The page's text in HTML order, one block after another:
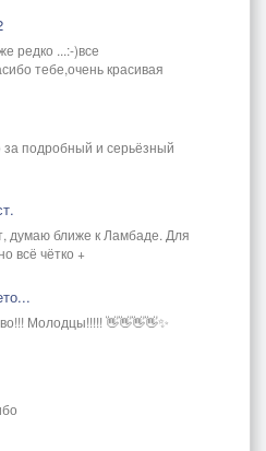
редко ...:-)все
тебе,очень красивая
за подробный и серьёзный
думаю ближе к Ламбаде. Для
всё чётко +
Молодцы!!!!! 👋👋👋👋✨